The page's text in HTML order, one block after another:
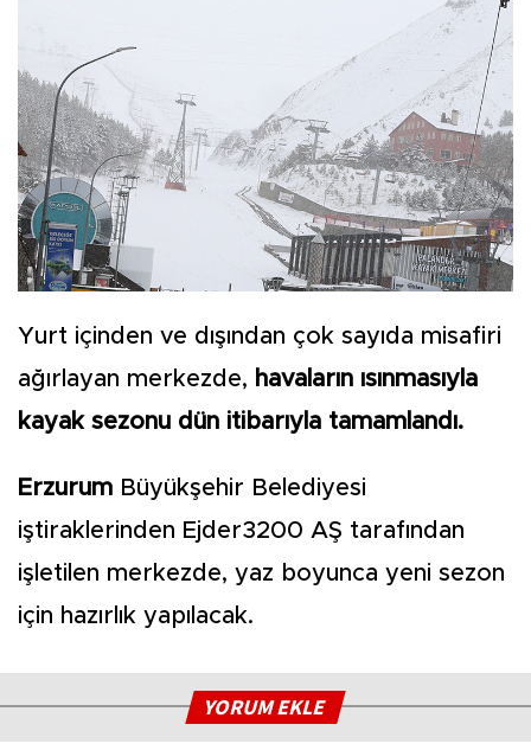
Yurt içinden ve dışından çok sayıda misafiri
ağırlayan merkezde, havaların ısınmasıyla
kayak sezonu dün itibarıyla tamamlandı.
Erzurum Büyükşehir Belediyesi
iştiraklerinden Ejder3200 AŞ tarafından
işletilen merkezde, yaz boyunca yeni sezon
için hazırlık yapılacak.
YORUM EKLE